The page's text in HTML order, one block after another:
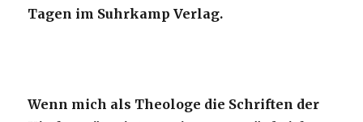
Tagen im Suhrkamp Verlag.
Wenn mich als Theologe die Schriften der